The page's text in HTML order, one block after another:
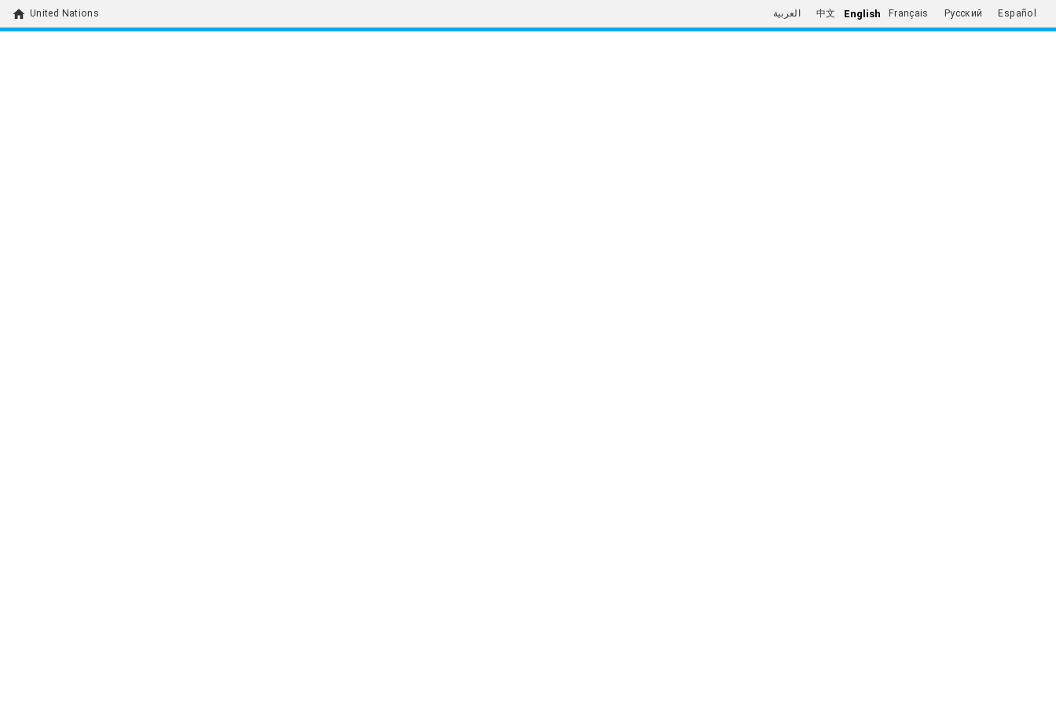
home United Nations العربية 中文 English Français Русский Español